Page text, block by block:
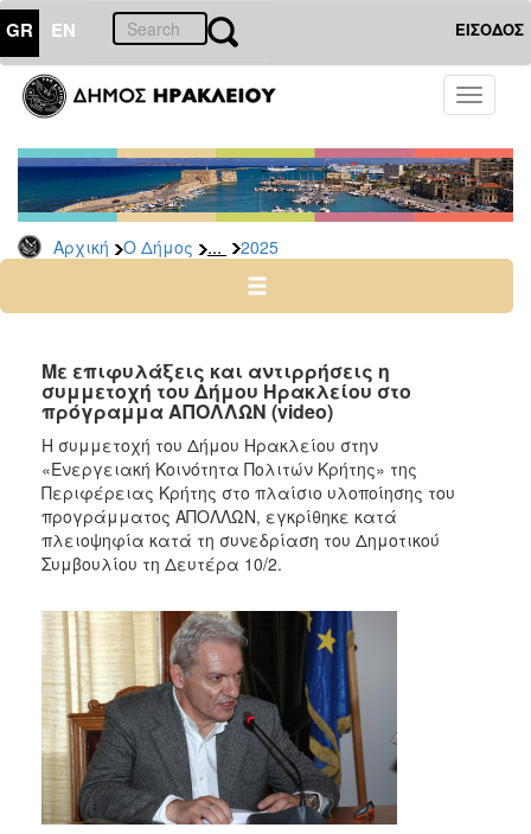
GR EN ΕΙΣΟΔΟΣ
Toggle
Αρχική Ο Δήμος ... 2025
ΔΗΜΟΣ
Δελτία
Τύπου
Αρχείο
2026
2024
2022
2021
2020
2019
2018
2017
2016
2015
2013
2012
2011
2010
2006
Με επιφυλάξεις και αντιρρήσεις η
συμμετοχή του Δήμου Ηρακλείου στο
πρόγραμμα ΑΠΟΛΛΩΝ (video)
Η συμμετοχή του Δήμου Ηρακλείου στην
«Ενεργειακή Κοινότητα Πολιτών Κρήτης» της
Περιφέρειας Κρήτης στο πλαίσιο υλοποίησης του
προγράμματος ΑΠΟΛΛΩΝ, εγκρίθηκε κατά
πλειοψηφία κατά τη συνεδρίαση του Δημοτικού
Συμβουλίου τη Δευτέρα 10/2.